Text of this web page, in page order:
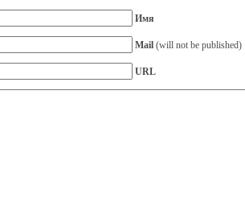
Имя
Mail(will not be published)
URL